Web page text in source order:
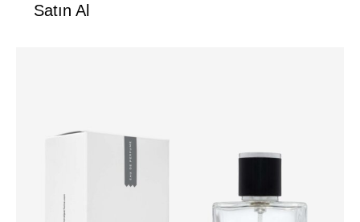
Satın Al